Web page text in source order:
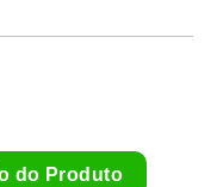
do Produto